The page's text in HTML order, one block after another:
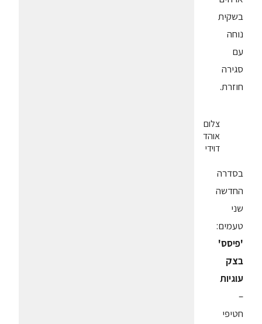
בשקית
נוחה
עם
סגירה
חוזרת.
צלום
אוהד
דוידי
בסדרה
החדשה
שני
טעמים:
'פיסס'
בצק
עוגיות
–
חטיפי